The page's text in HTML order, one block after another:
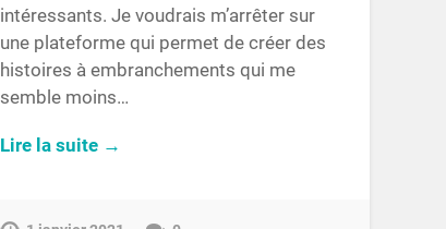
intéressants. Je voudrais m’arrêter sur
une plateforme qui permet de créer des
histoires à embranchements qui me
semble moins…
Lire la suite →